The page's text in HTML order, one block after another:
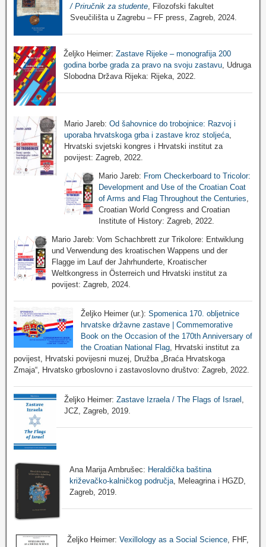
/ Priručnik za studente, Filozofski fakultet
Sveučilišta u Zagrebu – FF press, Zagreb, 2024.
Željko Heimer: Zastave Rijeke – monografija 200
godina borbe grada za pravo na svoju zastavu, Udruga
Slobodna Država Rijeka: Rijeka, 2022.
Mario Jareb: Od šahovnice do trobojnice: Razvoj i
uporaba hrvatskoga grba i zastave kroz stoljeća,
Hrvatski svjetski kongres i Hrvatski institut za
povijest: Zagreb, 2022.
Mario Jareb: From Checkerboard to Tricolor:
Development and Use of the Croatian Coat
of Arms and Flag Throughout the Centuries
Croatian World Congress and Croatian
Institute of History: Zagreb, 2022.
Mario Jareb: Vom Schachbrett zur Trikolore: Entwiklung
und Verwendung des kroatischen Wappens und der
Flagge im Lauf der Jahrhunderte, Kroatischer
Weltkongress in Österreich und Hrvatski institut za
povijest: Zagreb, 2024.
Željko Heimer (ur.): Spomenica 170. obljetnice
hrvatske državne zastave | Commemorative
Book on the Occasion of the 170th Anniversary of
the Croatian National Flag, Hrvatski institut za
povijest, Hrvatski povijesni muzej, Družba „Braća Hrvatskoga
Zmaja“, Hrvatsko grboslovno i zastavoslovno društvo: Zagreb, 2022.
Željko Heimer:Zastave Izraela / The Flags of Israel
JCZ, Zagreb, 2019.
Ana Marija Ambrušec: Heraldička baština
križevačko-kalničkog područja, Meleagrina i HGZD,
Zagreb, 2019.
Željko Heimer:Vexillology as a Social Science , FHF,